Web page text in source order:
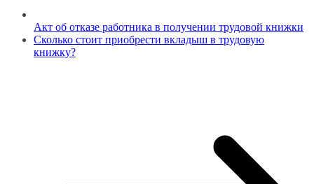
Акт об отказе работника в получении трудовой книжки
Сколько стоит приобрести вкладыш в трудовую
книжку?